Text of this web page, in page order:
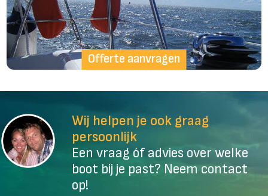
Offerte aanvragen
Wij helpen je ook graag
persoonlijk
Een vraag óf advies over welke
boot bij je past? Neem contact
op!